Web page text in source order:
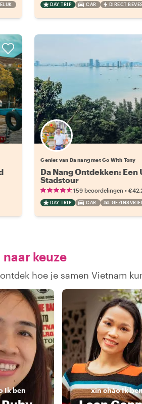
DAY TRIP CAR DIRECT
Geniet van Da nang met Go With Tony
Da Nang Ontdekken:
Stadstour
159 beoordelingen •
DAY TRIP CAR
keuze
hoe je samen Vietnam
Ik ben xin chàoIk